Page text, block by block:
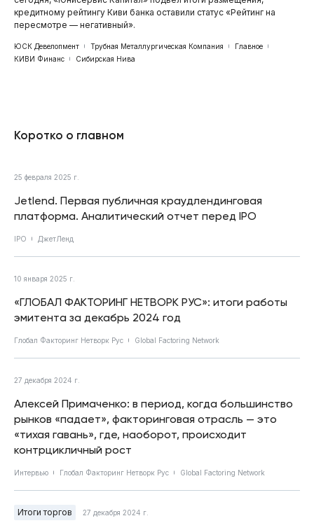
кредитному рейтингу Киви банка оставили статус «Рейтинг на
пересмотре — негативный».
ЮСК Девелопмент Трубная Металлургическая Компания
Главное
КИВИ Финанс
Сибирская Нива
Коротко о главном
25 февраля 2025 г.
Jetlend. Первая публичная краудлендинговая
платформа. Аналитический отчет перед IPO
IPO ДжетЛенд
10 января 2025 г.
«ГЛОБАЛ ФАКТОРИНГ НЕТВОРК РУС»: итоги работы
эмитента за декабрь 2024 год
Глобал Факторинг Нетворк Рус Global Factoring Network
27 декабря 2024 г.
Алексей Примаченко: в период, когда большинство
рынков «падает», факторинговая отрасль — это
«тихая гавань», где, наоборот, происходит
контрцикличный рост
Интервью Глобал Факторинг Нетворк Рус Global Factoring Network
Итоги торгов 27 декабря 2024 г.